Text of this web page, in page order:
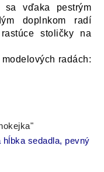
sa vďaka pestrým
doplnkom radí
stoličky na
radách:
sedadla, pevný